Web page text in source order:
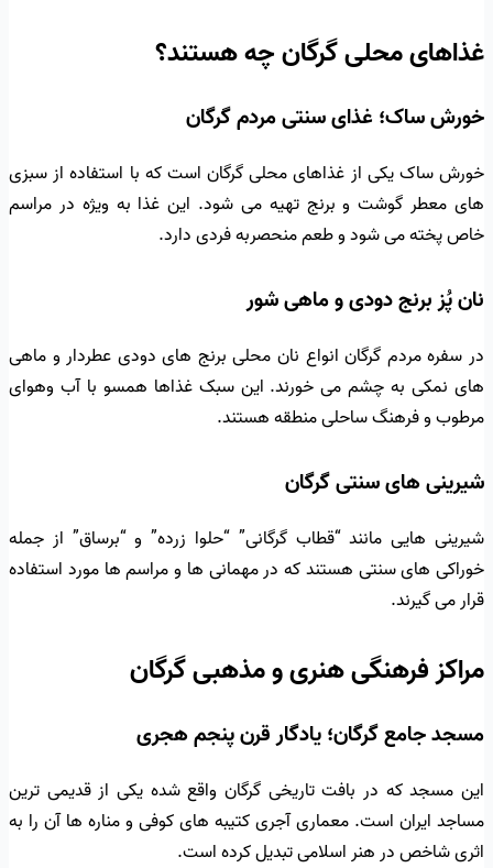
غذاهای محلی گرگان چه هستند؟
خورش ساک؛ غذای سنتی مردم گرگان
خورش ساک یکی از غذاهای محلی گرگان است که با استفاده از سبزی
های معطر گوشت و برنج تهیه می شود. این غذا به ویژه در مراسم
خاص پخته می شود و طعم منحصربه فردی دارد.
نان پُز برنج دودی و ماهی شور
در سفره مردم گرگان انواع نان محلی برنج های دودی عطردار و ماهی
های نمکی به چشم می خورند. این سبک غذاها همسو با آب وهوای
مرطوب و فرهنگ ساحلی منطقه هستند.
شیرینی های سنتی گرگان
شیرینی هایی مانند “قطاب گرگانی” “حلوا زرده” و “برساق” از جمله
خوراکی های سنتی هستند که در مهمانی ها و مراسم ها مورد استفاده
قرار می گیرند.
مراکز فرهنگی هنری و مذهبی گرگان
مسجد جامع گرگان؛ یادگار قرن پنجم هجری
این مسجد که در بافت تاریخی گرگان واقع شده یکی از قدیمی ترین
مساجد ایران است. معماری آجری کتیبه های کوفی و مناره ها آن را به
اثری شاخص در هنر اسلامی تبدیل کرده است.